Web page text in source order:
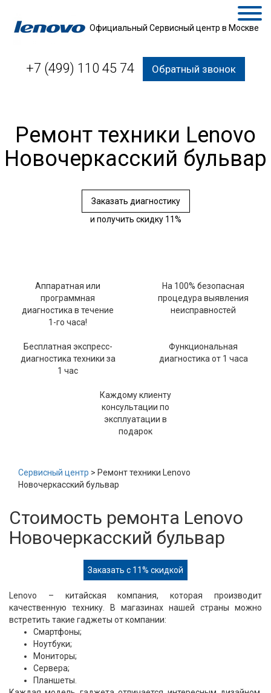
Официальный Сервисный центр в Москве
+7 (499) 110 45 74 Обратный звонок
Ремонт техники Lenovo
Новочеркасский бульвар
Заказать диагностику
и получить скидку 11%
Аппаратная или
программная
диагностика в течение
1-го часа!
На 100% безопасная
процедура выявления
неисправностей
Бесплатная экспресс-
диагностика техники за
1 час
Функциональная
диагностика от 1 часа
Каждому клиенту
консультации по
эксплуатации в
подарок
Сервисный центр > Ремонт техники Lenovo
Новочеркасский бульвар
Стоимость ремонта Lenovo
Новочеркасский бульвар
Заказать с 11% скидкой
Lenovo – китайская компания, которая производит
качественную технику. В магазинах нашей страны можно
встретить такие гаджеты от компании:
Смартфоны;
Ноутбуки;
Мониторы;
Сервера;
Планшеты.